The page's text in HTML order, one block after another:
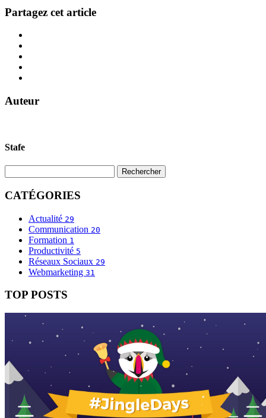
Partagez cet article
Auteur
Stafe
CATÉGORIES
Actualité 29
Communication 20
Formation 1
Productivité 5
Réseaux Sociaux 29
Webmarketing 31
TOP POSTS